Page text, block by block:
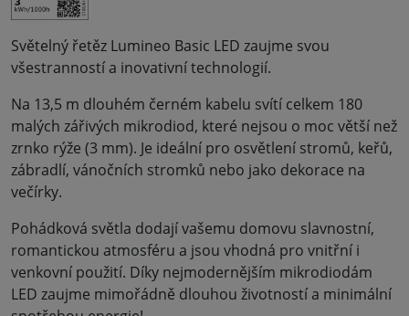
Světelný řetěz Lumineo Basic LED zaujme svou
všestranností a inovativní technologií.
Na 13,5 m dlouhém černém kabelu svítí celkem 180
malých zářivých mikrodiod, které nejsou o moc větší než
zrnko rýže (3 mm). Je ideální pro osvětlení stromů, keřů,
zábradlí, vánočních stromků nebo jako dekorace na
večírky.
Pohádková světla dodají vašemu domovu slavnostní,
romantickou atmosféru a jsou vhodná pro vnitřní i
venkovní použití. Díky nejmodernějším mikrodiodám
LED zaujme mimořádně dlouhou životností a minimální